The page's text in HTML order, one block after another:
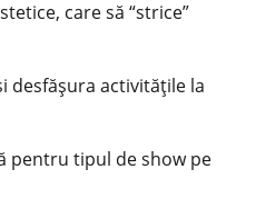
care să “strice”
desfășura activitățile la
pentru tipul de show pe